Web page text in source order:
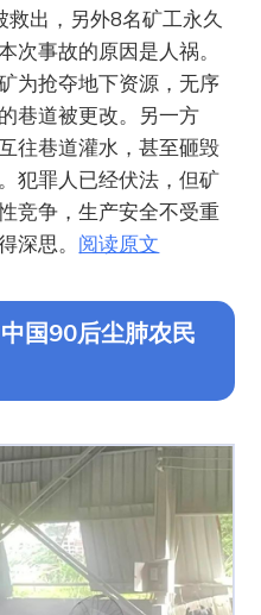
出，另外8名矿工永久
次事故的原因是人祸。
为抢夺地下资源，无序
巷道被更改。另一方
往巷道灌水，甚至砸毁
犯罪人已经伏法，但矿
竞争，生产安全不受重
深思。 阅读原文
国90后尘肺农民